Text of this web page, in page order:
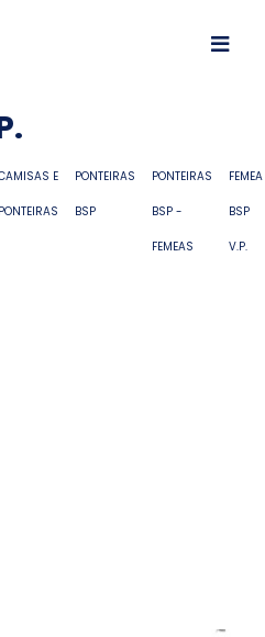
E
PONTEIRAS
PONTEIRAS
BSP
PONTEIRAS
BSP -
FEMEAS
FEMEA
BSP
V.P.